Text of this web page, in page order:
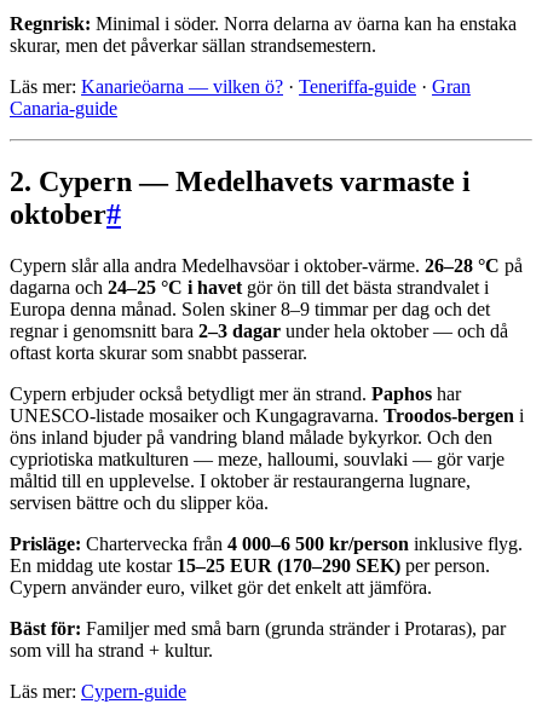
Regnrisk: Minimal i söder. Norra delarna av öarna kan ha enstaka
skurar, men det påverkar sällan strandsemestern.
Läs mer: Kanarieöarna — vilken ö? · Teneriffa-guide · Gran
Canaria-guide
2. Cypern — Medelhavets varmaste i
oktober#
Cypern slår alla andra Medelhavsöar i oktober-värme. 26–28 °C på
dagarna och 24–25 °C i havet gör ön till det bästa strandvalet i
Europa denna månad. Solen skiner 8–9 timmar per dag och det
regnar i genomsnitt bara 2–3 dagar under hela oktober — och då
oftast korta skurar som snabbt passerar.
Cypern erbjuder också betydligt mer än strand. Paphos har
UNESCO-listade mosaiker och Kungagravarna. Troodos-bergen i
öns inland bjuder på vandring bland målade bykyrkor. Och den
cypriotiska matkulturen — meze, halloumi, souvlaki — gör varje
måltid till en upplevelse. I oktober är restaurangerna lugnare,
servisen bättre och du slipper köa.
Prisläge: Chartervecka från 4 000–6 500 kr/person inklusive flyg.
En middag ute kostar 15–25 EUR (170–290 SEK) per person.
Cypern använder euro, vilket gör det enkelt att jämföra.
Bäst för: Familjer med små barn (grunda stränder i Protaras), par
som vill ha strand + kultur.
Läs mer: Cypern-guide